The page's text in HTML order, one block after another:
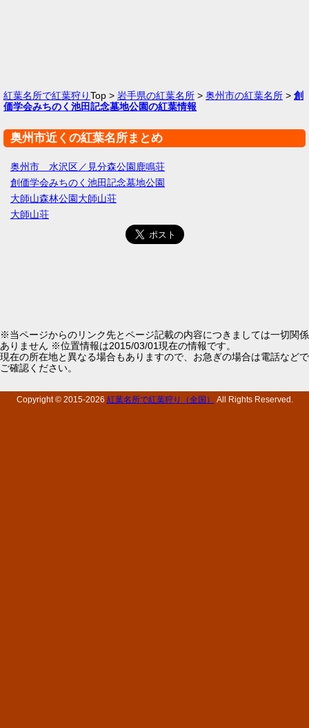
紅葉名所で紅葉狩りTop > 岩手県の紅葉名所 > 奥州市の紅葉名所 > 創
価学会みちのく池田記念墓地公園の紅葉情報
奥州市近くの紅葉名所まとめ
奥州市 水沢区／見分森公園鹿鳴荘
創価学会みちのく池田記念墓地公園
大師山森林公園大師山荘
大師山荘
※当ページからのリンク先とページ記載の内容につきましては一切関係
ありません ※位置情報は2015/03/01現在の情報です。
現在の所在地と異なる場合もありますので、お急ぎの場合は電話などで
ご確認ください。
Copyright © 2015-2026 紅葉名所で紅葉狩り（全国） All Rights Reserved.